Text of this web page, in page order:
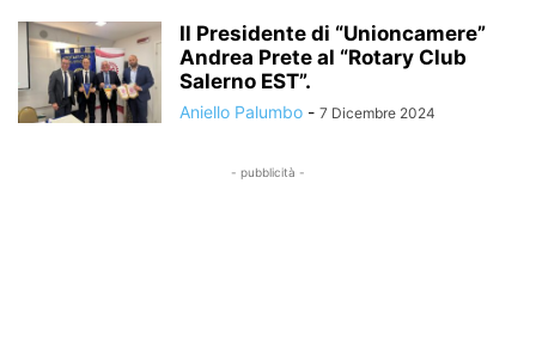
Il Presidente di “Unioncamere”
Andrea Prete al “Rotary Club
Salerno EST”.
Aniello Palumbo - 7 Dicembre 2024
- pubblicità -